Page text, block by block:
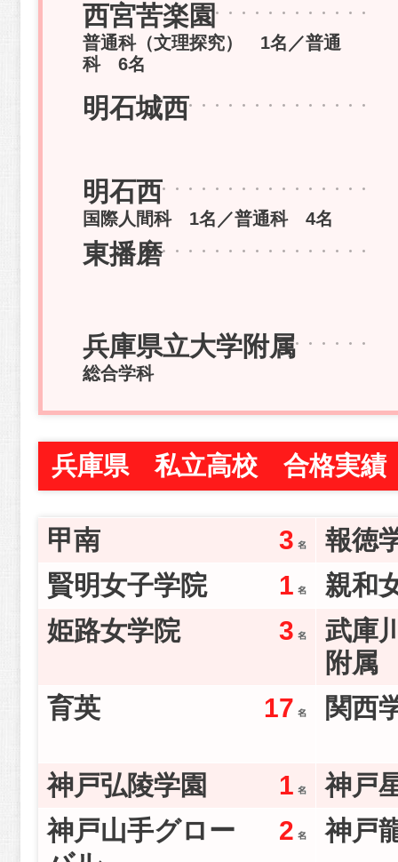
西宮苦楽園
普通科（文理探究） 1名／普通
科 6名
明石城西
明石西
国際人間科 1名／普通科 4名
東播磨
兵庫県立大学附属
総合学科
兵庫県 私立高校 合格実績
甲南 3
報徳
賢明女子学院
1
親和
姫路女学院
3
武庫
附属
育英
17 関西
神戸弘陵学園 1
神戸
神戸山手グロー
2 神戸